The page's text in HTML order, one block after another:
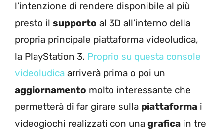
l’intenzione di rendere disponibile al più
presto il supporto al 3D all’interno della
propria principale piattaforma videoludica,
la PlayStation 3. Proprio su questa console
videoludica arriverà prima o poi un
aggiornamento molto interessante che
permetterà di far girare sulla piattaforma i
videogiochi realizzati con una grafica in tre